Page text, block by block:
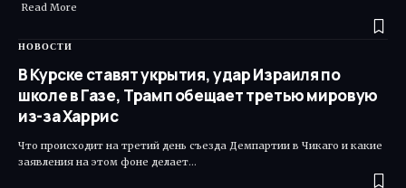
Read More ​
НОВОСТИ
В Курске ставят укрытия, удар Израиля по
школе в Газе, Трамп обещает третью мировую
из-за Харрис
Что происходит на третий день съезда Демпартии в Чикаго и какие
заявления на этом фоне делает…